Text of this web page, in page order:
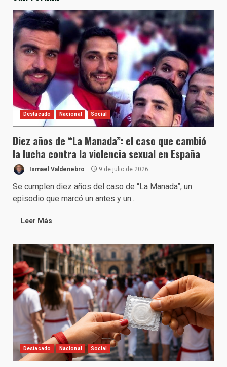
Destacado Nacional Social
Diez años de “La Manada”: el caso que cambió
la lucha contra la violencia sexual en España
Ismael Valdenebro 9 de julio de 2026
Se cumplen diez años del caso de “La Manada”, un
episodio que marcó un antes y un...
Leer Más
Destacado Nacional Social